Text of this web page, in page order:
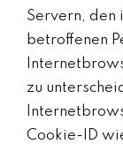
Servern,
betroffenen
zu
Cookie-ID